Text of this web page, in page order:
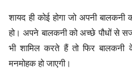
शायद ही कोई होगा जो अपनी
हो। अपने बालकनी को अच्छे पौधों से
भी शामिल करते हैं तो फिर
मनमोहक हो जाएगी।